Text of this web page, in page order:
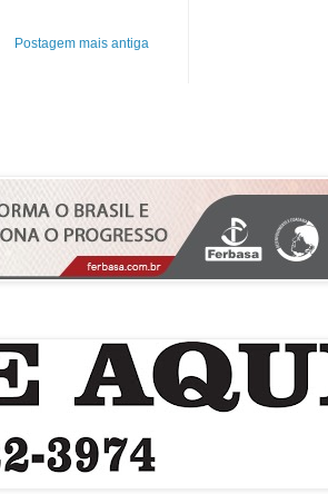
Postagem mais antiga